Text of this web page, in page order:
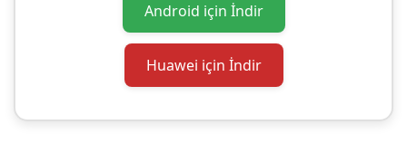
Android için İndir
Huawei için İndir